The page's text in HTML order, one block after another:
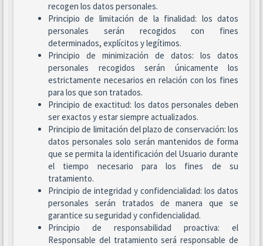
recogen los datos personales.
Principio de limitación de la finalidad: los datos
personales serán recogidos con fines
determinados, explícitos y legítimos.
Principio de minimización de datos: los datos
personales recogidos serán únicamente los
estrictamente necesarios en relación con los fines
para los que son tratados.
Principio de exactitud: los datos personales deben
ser exactos y estar siempre actualizados.
Principio de limitación del plazo de conservación: los
datos personales solo serán mantenidos de forma
que se permita la identificación del Usuario durante
el tiempo necesario para los fines de su
tratamiento.
Principio de integridad y confidencialidad: los datos
personales serán tratados de manera que se
garantice su seguridad y confidencialidad.
Principio de responsabilidad proactiva: el
Responsable del tratamiento será responsable de